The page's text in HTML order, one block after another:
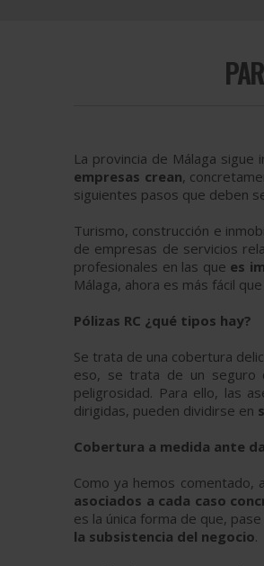
La provincia de Málaga
empresas crean,
siguientes pasos que deben
Turismo, construcción e
de empresas de servicios
profesionales en las que es
Málaga, ahora es más fácil que
Pólizas RC ¿qué tipos hay?
Se trata de una cobertura
eso, se trata de un seguro
peligrosidad. Para ello, las
dirigidas, pueden dividirse en
Cobertura a medida ante
Como ya hemos
asociados a cada caso
es la única forma de que,
la subsistencia del negocio.